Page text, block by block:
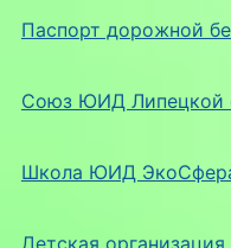
Паспорт дорожной
Союз ЮИД Липецкой
Школа ЮИД